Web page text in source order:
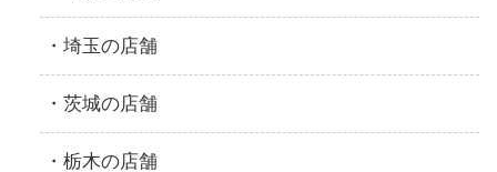
埼玉の店舗
茨城の店舗
栃木の店舗